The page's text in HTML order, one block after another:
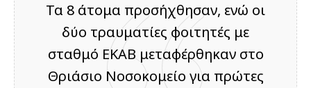
Τα 8 άτομα προσήχθησαν, ενώ οι
δύο τραυματίες φοιτητές με
σταθμό ΕΚΑΒ μεταφέρθηκαν στο
Θριάσιο Νοσοκομείο για πρώτες